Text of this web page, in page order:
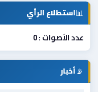
📊استطلاع الرأي
عدد الأصوات : 0
📡أخبار